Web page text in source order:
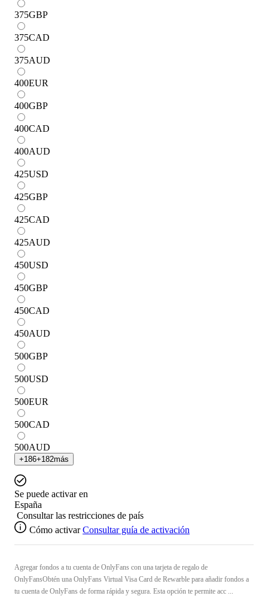
375GBP
375CAD
375AUD
400EUR
400GBP
400CAD
400AUD
425USD
425GBP
425CAD
425AUD
450USD
450GBP
450CAD
450AUD
500GBP
500USD
500EUR
500CAD
500AUD
+186+182más
Se puede activar en
España
Consultar las restricciones de país
Cómo activar Consultar guía de activación
Agregar fondos a tu cuenta de OnlyFans con una tarjeta de regalo de
OnlyFansObtén una OnlyFans Virtual Visa Card de Rewarble para añadir fondos a
tu cuenta de OnlyFans de forma rápida y segura. Esta opción te permite acc ...